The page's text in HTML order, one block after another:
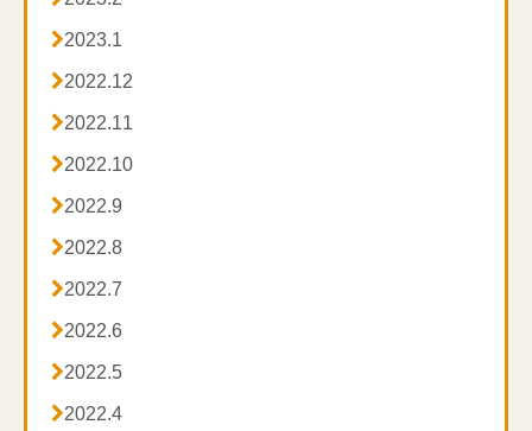
2023.1
2022.12
2022.11
2022.10
2022.9
2022.8
2022.7
2022.6
2022.5
2022.4